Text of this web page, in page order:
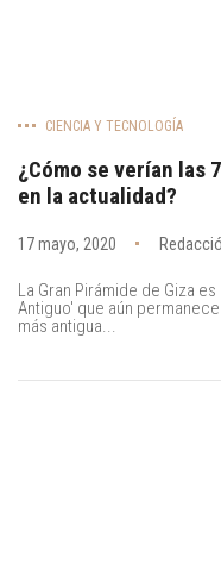
CIENCIA Y TECNOLOGÍA
¿Cómo se verían las
en la actualidad?
17 mayo, 2020
La Gran Pirámide de Giza
Antiguo' que aún
más antigua...